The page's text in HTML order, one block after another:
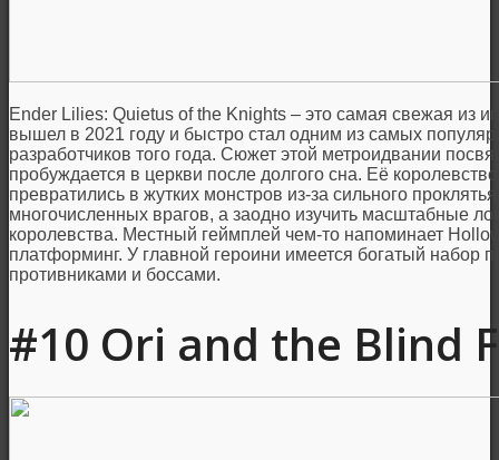
Ender Lilies: Quietus of the Knights – это самая свежая из
вышел в 2021 году и быстро стал одним из самых
разработчиков того года. Сюжет этой метроидвании
пробуждается в церкви после долгого сна. Её
превратились в жутких монстров из-за сильного
многочисленных врагов, а заодно изучить масштабные
королевства. Местный геймплей чем-то напоминает
платформинг. У главной героини имеется богатый набор
противниками и боссами.
#10 Ori and the Blind